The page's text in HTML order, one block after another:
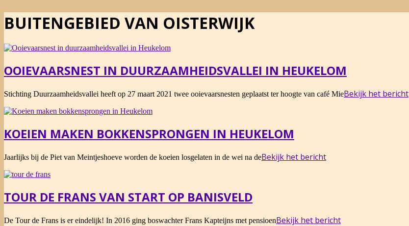
BUITENGEBIED VAN OISTERWIJK
OOIEVAARSNEST IN DUURZAAMHEIDSVALLEI IN HEUKELOM
2021-
27
Stichting Duurzaamheidsvallei heeft op 27 maart 2021 twee ooievaarsnesten geplaatst ter hoogte van café MieBekijk het bericht
KOEIEN MAKEN BOKKENSPRONGEN IN HEUKELOM
2020-
04
Jaarlijks bij de Piet van Meintjeshoeve worden de koeien losgelaten in de wei na deBekijk het bericht
TOUR DE FRANS VAN START OP BANISVELD
2019-
De Tour de Frans is er eindelijk! In 2016 ging boswachter Frans Kapteijns met pensioenBekijk het bericht